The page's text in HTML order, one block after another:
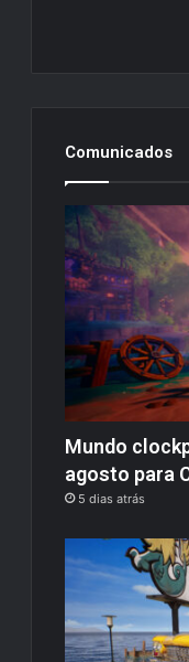
Comunicados
Mundo
agosto para
5 dias atrás